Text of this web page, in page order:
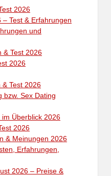
2026
Test & Erfahrungen
und
& Test 2026
2026
Test 2026
bzw. Sex Dating
Überblick 2026
2026
& Meinungen 2026
Erfahrungen,
2026 – Preise &